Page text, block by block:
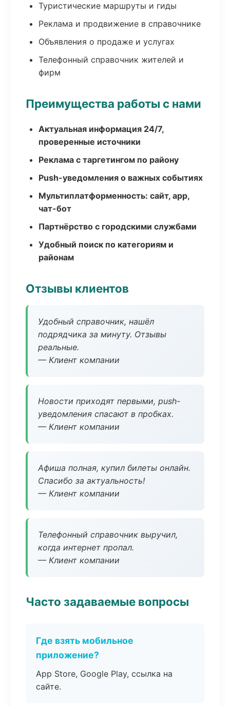
Туристические маршруты и гиды
Реклама и продвижение в справочнике
Объявления о продаже и услугах
Телефонный справочник жителей и
фирм
Преимущества работы с нами
Актуальная информация 24/7,
проверенные источники
Реклама с таргетингом по району
Push-уведомления о важных событиях
Мультиплатформенность: сайт, app,
чат-бот
Партнёрство с городскими службами
Удобный поиск по категориям и
районам
Отзывы клиентов
Удобный справочник, нашёл
подрядчика за минуту. Отзывы
реальные.
— Клиент компании
Новости приходят первыми, push-
уведомления спасают в пробках.
— Клиент компании
Афиша полная, купил билеты онлайн.
Спасибо за актуальность!
— Клиент компании
Телефонный справочник выручил,
когда интернет пропал.
— Клиент компании
Часто задаваемые вопросы
Где взять мобильное
приложение?
App Store, Google Play, ссылка на
сайте.